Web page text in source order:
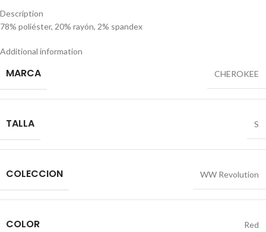
Description
78% poliéster, 20% rayón, 2% spandex
Additional information
MARCA CHEROKEE
TALLA S
COLECCION WW Revolution
COLOR Red